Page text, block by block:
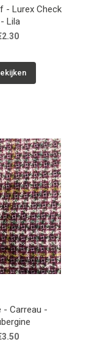
- Lurex Check
- Lila
- Carreau -